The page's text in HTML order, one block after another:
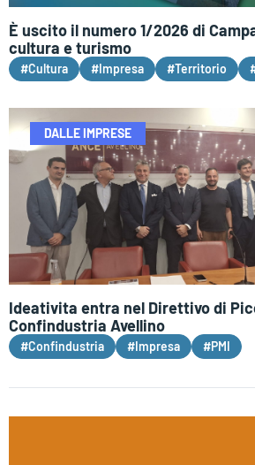
È uscito il numero 1/2026 di
cultura e turismo
#Cultura #Impresa #Territorio
DALLE IMPRESE
Ideativita entra nel Direttivo di
Confindustria Avellino
#Confindustria #Impresa #PMI